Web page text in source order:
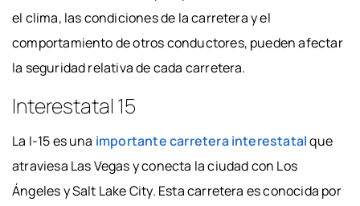
el clima, las condiciones de la carretera y el
comportamiento de otros conductores, pueden afectar
la seguridad relativa de cada carretera.
Interestatal 15
La I-15 es una importante carretera interestatalque
atraviesa Las Vegas y conecta la ciudad con Los
Ángeles y Salt Lake City. Esta carretera es conocida por